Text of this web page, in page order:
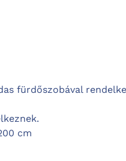
fürdőszobával
cm